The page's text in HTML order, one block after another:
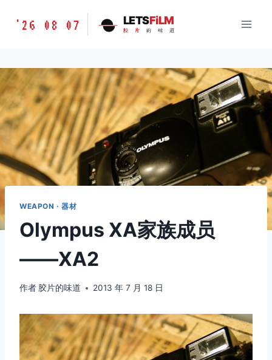
胶
味
LETSFILM
'26 08 07 LETSFiLM
胶 片 的 味 道
WEAPON · 器材
Olympus XA家族成员
——XA2
作者 胶片的味道 2013 年 7 月 18 日